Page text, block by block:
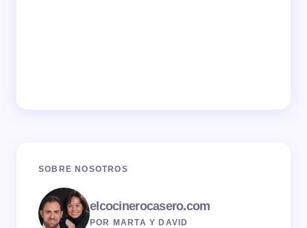
SOBRE NOSOTROS
elcocinerocasero.com
POR MARTA Y DAVID